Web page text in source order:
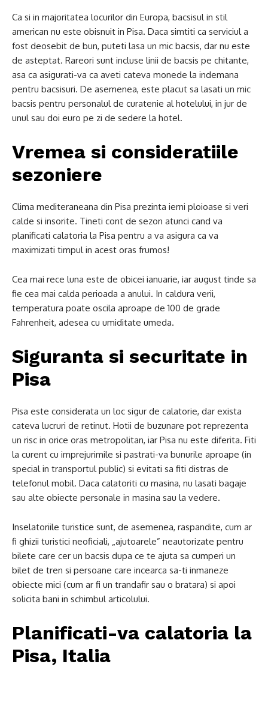
Ca si in majoritatea locurilor din Europa, bacsisul in stil
american nu este obisnuit in Pisa. Daca simtiti ca serviciul a
fost deosebit de bun, puteti lasa un mic bacsis, dar nu este
de asteptat. Rareori sunt incluse linii de bacsis pe chitante,
asa ca asigurati-va ca aveti cateva monede la indemana
pentru bacsisuri. De asemenea, este placut sa lasati un mic
bacsis pentru personalul de curatenie al hotelului, in jur de
unul sau doi euro pe zi de sedere la hotel.
Vremea si consideratiile
sezoniere
Clima mediteraneana din Pisa prezinta ierni ploioase si veri
calde si insorite. Tineti cont de sezon atunci cand va
planificati calatoria la Pisa pentru a va asigura ca va
maximizati timpul in acest oras frumos!
Cea mai rece luna este de obicei ianuarie, iar august tinde sa
fie cea mai calda perioada a anului. In caldura verii,
temperatura poate oscila aproape de 100 de grade
Fahrenheit, adesea cu umiditate umeda.
Siguranta si securitate in
Pisa
Pisa este considerata un loc sigur de calatorie, dar exista
cateva lucruri de retinut. Hotii de buzunare pot reprezenta
un risc in orice oras metropolitan, iar Pisa nu este diferita. Fiti
la curent cu imprejurimile si pastrati-va bunurile aproape (in
special in transportul public) si evitati sa fiti distras de
telefonul mobil. Daca calatoriti cu masina, nu lasati bagaje
sau alte obiecte personale in masina sau la vedere.
Inselatoriile turistice sunt, de asemenea, raspandite, cum ar
fi ghizii turistici neoficiali, „ajutoarele” neautorizate pentru
bilete care cer un bacsis dupa ce te ajuta sa cumperi un
bilet de tren si persoane care incearca sa-ti inmaneze
obiecte mici (cum ar fi un trandafir sau o bratara) si apoi
solicita bani in schimbul articolului.
Planificati-va calatoria la
Pisa, Italia